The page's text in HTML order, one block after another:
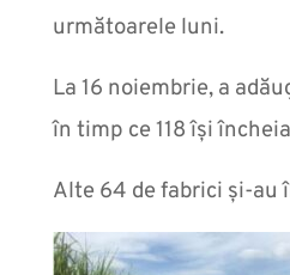
următoarele luni.
La 16 noiembrie, a
în timp ce 118 își
Alte 64 de fabrici și-au